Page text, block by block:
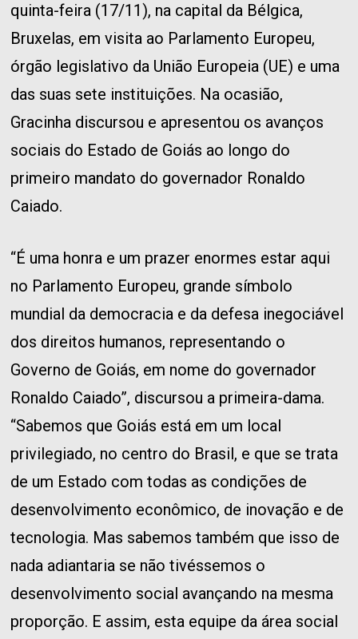
quinta-feira (17/11), na capital da Bélgica,
Bruxelas, em visita ao Parlamento Europeu,
órgão legislativo da União Europeia (UE) e uma
das suas sete instituições. Na ocasião,
Gracinha discursou e apresentou os avanços
sociais do Estado de Goiás ao longo do
primeiro mandato do governador Ronaldo
Caiado.
“É uma honra e um prazer enormes estar aqui
no Parlamento Europeu, grande símbolo
mundial da democracia e da defesa inegociável
dos direitos humanos, representando o
Governo de Goiás, em nome do governador
Ronaldo Caiado”, discursou a primeira-dama.
“Sabemos que Goiás está em um local
privilegiado, no centro do Brasil, e que se trata
de um Estado com todas as condições de
desenvolvimento econômico, de inovação e de
tecnologia. Mas sabemos também que isso de
nada adiantaria se não tivéssemos o
desenvolvimento social avançando na mesma
proporção. E assim, esta equipe da área social